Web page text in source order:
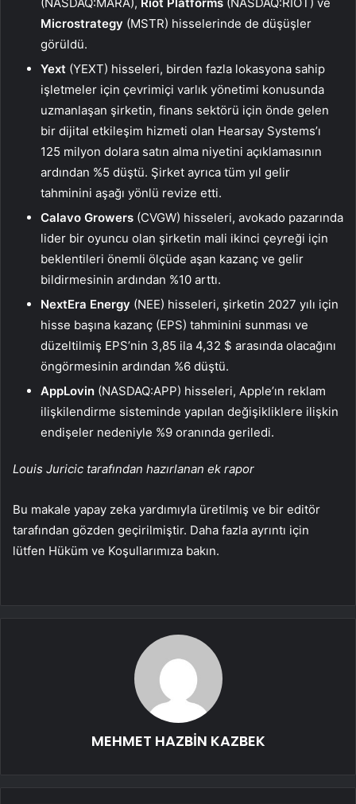
Microstrategy (MSTR) hisselerinde de düşüşler
görüldü.
Yext (YEXT) hisseleri, birden fazla lokasyona sahip
işletmeler için çevrimiçi varlık yönetimi konusunda
uzmanlaşan şirketin, finans sektörü için önde gelen
bir dijital etkileşim hizmeti olan Hearsay Systems’ı
125 milyon dolara satın alma niyetini açıklamasının
ardından %5 düştü. Şirket ayrıca tüm yıl gelir
tahminini aşağı yönlü revize etti.
Calavo Growers (CVGW) hisseleri, avokado pazarında
lider bir oyuncu olan şirketin mali ikinci çeyreği için
beklentileri önemli ölçüde aşan kazanç ve gelir
bildirmesinin ardından %10 arttı.
NextEra Energy (NEE) hisseleri, şirketin 2027 yılı için
hisse başına kazanç (EPS) tahminini sunması ve
düzeltilmiş EPS’nin 3,85 ila 4,32 $ arasında olacağını
öngörmesinin ardından %6 düştü.
AppLovin (NASDAQ:APP) hisseleri, Apple’ın reklam
ilişkilendirme sisteminde yapılan değişikliklere ilişkin
endişeler nedeniyle %9 oranında geriledi.
Louis Juricic tarafından hazırlanan ek rapor
Bu makale yapay zeka yardımıyla üretilmiş ve bir editör
tarafından gözden geçirilmiştir. Daha fazla ayrıntı için
lütfen Hüküm ve Koşullarımıza bakın.
MEHMET HAZBİN KAZBEK